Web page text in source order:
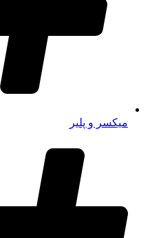
میکسر و پلیر